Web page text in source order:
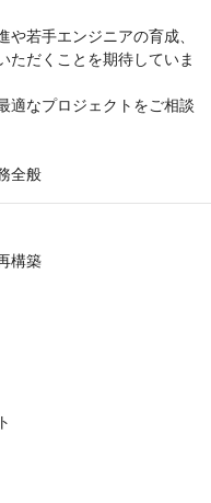
や若手エンジニアの育成、
ただくことを期待していま
適なプロジェクトをご相談
全般
構築